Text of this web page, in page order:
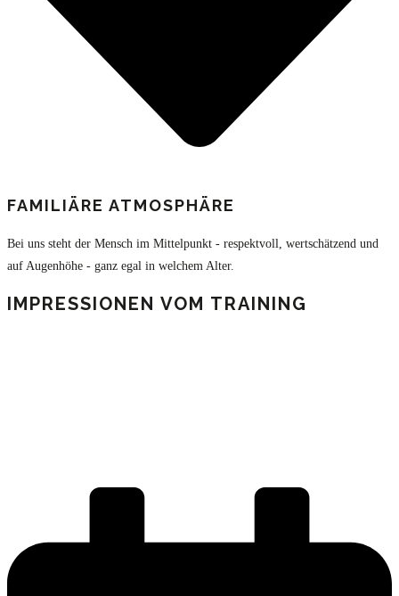
FAMILIÄRE ATMOSPHÄRE
Bei uns steht der Mensch im Mittelpunkt - respektvoll, wertschätzend und
auf Augenhöhe - ganz egal in welchem Alter.
IMPRESSIONEN VOM TRAINING